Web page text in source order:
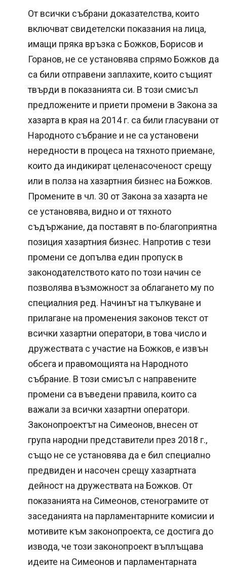
От всички събрани доказателства, които
включват свидетелски показания на лица,
имащи пряка връзка с Божков, Борисов и
Горанов, не се установява спрямо Божков да
са били отправени заплахите, които същият
твърди в показанията си. В този смисъл
предложените и приети промени в Закона за
хазарта в края на 2014 г. са били гласувани от
Народното събрание и не са установени
нередности в процеса на тяхното приемане,
които да индикират целенасоченост срещу
или в полза на хазартния бизнес на Божков.
Промените в чл. 30 от Закона за хазарта не
се установява, видно и от тяхното
съдържание, да поставят в по-благоприятна
позиция хазартния бизнес. Напротив с тези
промени се допълва един пропуск в
законодателството като по този начин се
позволява възможност за облагането му по
специалния ред. Начинът на тълкуване и
прилагане на променения законов текст от
всички хазартни оператори, в това число и
дружествата с участие на Божков, е извън
обсега и правомощията на Народното
събрание. В този смисъл с направените
промени са въведени правила, които са
важали за всички хазартни оператори.
Законопроектът на Симеонов, внесен от
група народни представители през 2018 г.,
също не се установява да е бил специално
предвиден и насочен срещу хазартната
дейност на дружествата на Божков. От
показанията на Симеонов, стенограмите от
заседанията на парламентарните комисии и
мотивите към законопроекта, се достига до
извода, че този законопроект въплъщава
идеите на Симеонов и парламентарната